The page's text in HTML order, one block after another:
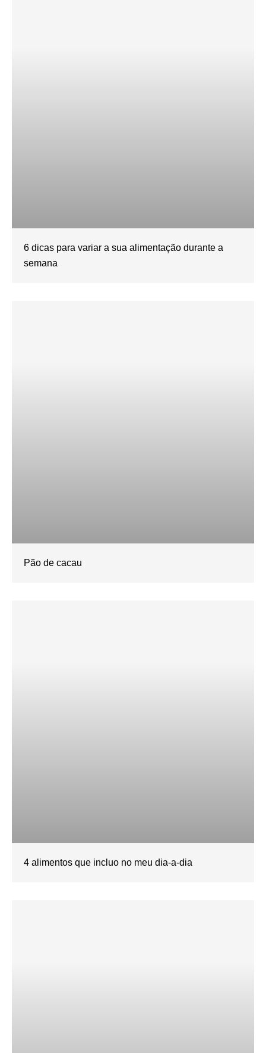
6 dicas para variar a sua alimentação durante a
semana
Pão de cacau
4 alimentos que incluo no meu dia-a-dia